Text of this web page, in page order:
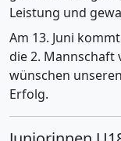
Leistung und
Am 13. Juni
die 2. Mannschaft
wünschen
Erfolg.